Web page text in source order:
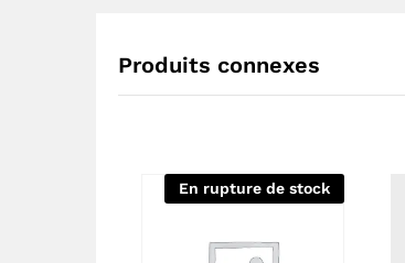
Produits connexes
En rupture de stock